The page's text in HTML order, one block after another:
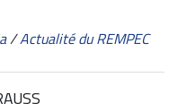
/Actualité du REMPEC